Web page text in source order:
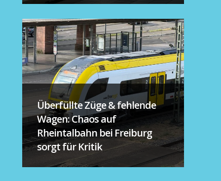
Überfüllte Züge & fehlende
Wagen: Chaos auf
Rheintalbahn bei Freiburg
sorgt für Kritik